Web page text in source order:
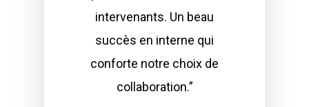
intervenants. Un beau
succès en interne qui
conforte notre choix de
collaboration.”